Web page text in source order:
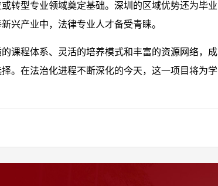
转型专业领域奠定基础。深圳的区域优势还为毕业
兴产业中，法律专业人才备受青睐。
的课程体系、灵活的培养模式和丰富的资源网络，成
。在法治化进程不断深化的今天，这一项目将为学